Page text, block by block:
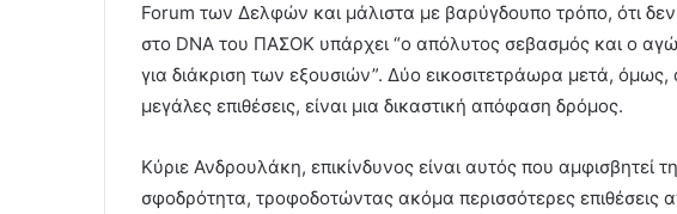
Forum των Δελφών και μάλιστα με βαρύγδουπο τρόπο, ότι δεν
στο DNA του ΠΑΣΟΚ υπάρχει “ο απόλυτος σεβασμός και ο
για διάκριση των εξουσιών”. Δύο εικοσιτετράωρα μετά, όμως,
μεγάλες επιθέσεις, είναι μια δικαστική απόφαση δρόμος.
Κύριε Ανδρουλάκη, επικίνδυνος είναι αυτός που αμφισβητεί
σφοδρότητα, τροφοδοτώντας ακόμα περισσότερες επιθέσεις